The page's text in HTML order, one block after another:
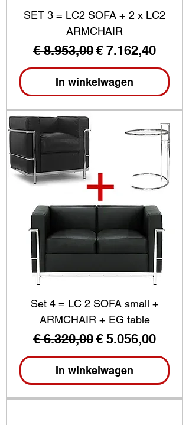
SET 3 = LC2 SOFA + 2 x LC2
ARMCHAIR
Normale prijs
€ 8.953,00Verkoopprijs
€ 7.162,40
In winkelwagen
Set 4 = LC 2 SOFA small +
ARMCHAIR + EG table
Normale prijs
€ 6.320,00Verkoopprijs
€ 5.056,00
In winkelwagen